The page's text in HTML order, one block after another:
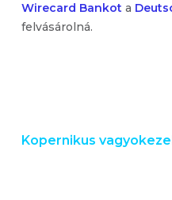
Wirecard Bankot a
felvásárolná.
Kopernikus